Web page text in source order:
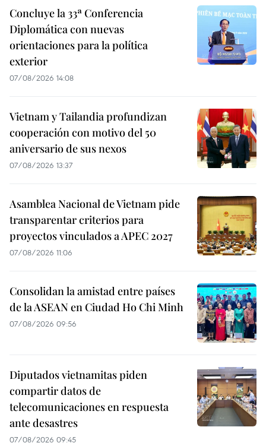
Concluye la 33ª Conferencia
Diplomática con nuevas
orientaciones para la política
exterior
07/08/2026 14:08
Vietnam y Tailandia profundizan
cooperación con motivo del 50
aniversario de sus nexos
07/08/2026 13:37
Asamblea Nacional de Vietnam pide
transparentar criterios para
proyectos vinculados a APEC 2027
07/08/2026 11:06
Consolidan la amistad entre países
de la ASEAN en Ciudad Ho Chi Minh
07/08/2026 09:56
Diputados vietnamitas piden
compartir datos de
telecomunicaciones en respuesta
ante desastres
07/08/2026 09:45